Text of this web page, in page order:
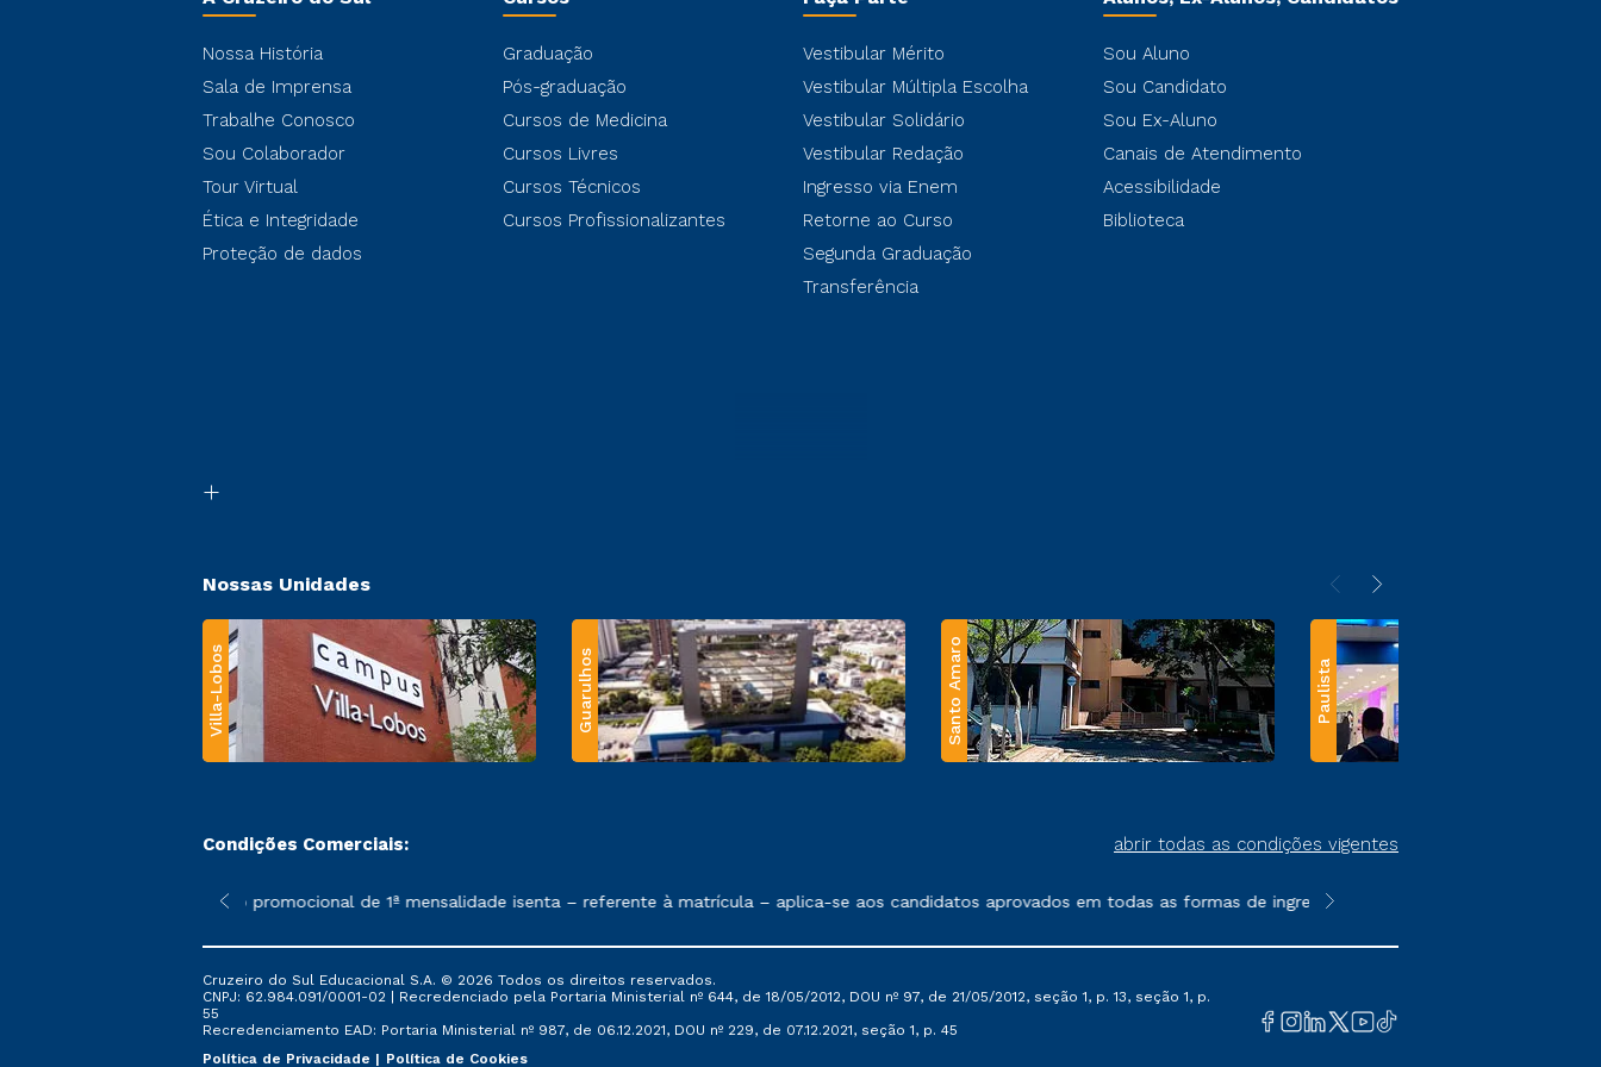
Nossa História
Sala de Imprensa
Trabalhe Conosco
Sou Colaborador
Tour Virtual
Ética e Integridade
Proteção de dados
Graduação
Pós-graduação
Cursos de Medicina
Cursos Livres
Cursos Técnicos
Cursos Profissionalizantes
Vestibular Mérito
Vestibular Múltipla Escolha
Vestibular Solidário
Vestibular Redação
Ingresso via Enem
Retorne ao Curso
Segunda Graduação
Transferência
Sou Aluno
Sou Candidato
Sou Ex-Aluno
Canais de Atendimento
Acessibilidade
Biblioteca
Nossas Unidades
Villa-Lobos Guarulhos Santo Amaro Paulista
Condições Comerciais: abrir todas as condições vigentes
sofrer alterações nos períodos de rematrícula conforme exposto no contrato de prestação de serviços.
*A condição promocional de 1ª mensalidade isenta – referente à matrícula – aplica-se aos candidatos aprovados em todas as formas de ingresso, exceto na prova on-line ou
**Semipresencial e EAD são
Cruzeiro do Sul Educacional S.A. © 2026 Todos os direitos reservados.
CNPJ: 62.984.091/0001-02 | Recredenciado pela Portaria Ministerial nº 644, de 18/05/2012, DOU nº 97, de 21/05/2012, seção 1, p. 13, seção 1, p.
55
Recredenciamento EAD: Portaria Ministerial nº 987, de 06.12.2021, DOU nº 229, de 07.12.2021, seção 1, p. 45
Política de Privacidade
Política de Cookies